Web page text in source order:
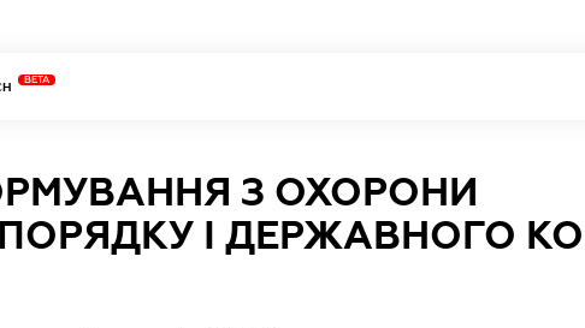
BETA
З ОХОРОНИ
І ДЕРЖАВНОГО